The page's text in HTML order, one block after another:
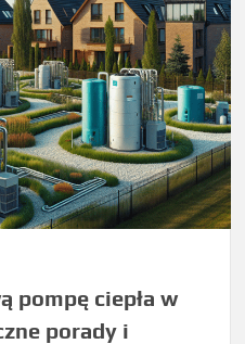
pompę ciepła w
porady i